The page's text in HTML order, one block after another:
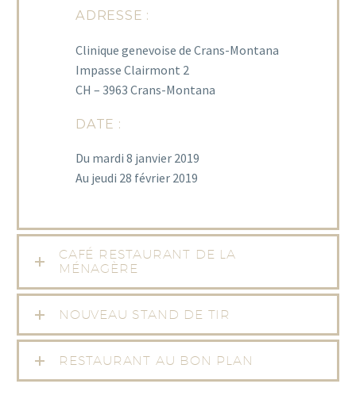
ADRESSE :
Clinique genevoise de Crans-Montana
Impasse Clairmont 2
CH – 3963 Crans-Montana
DATE :
Du mardi 8 janvier 2019
Au jeudi 28 février 2019
CAFÉ RESTAURANT DE LA
MÉNAGÈRE
NOUVEAU STAND DE TIR
RESTAURANT AU BON PLAN